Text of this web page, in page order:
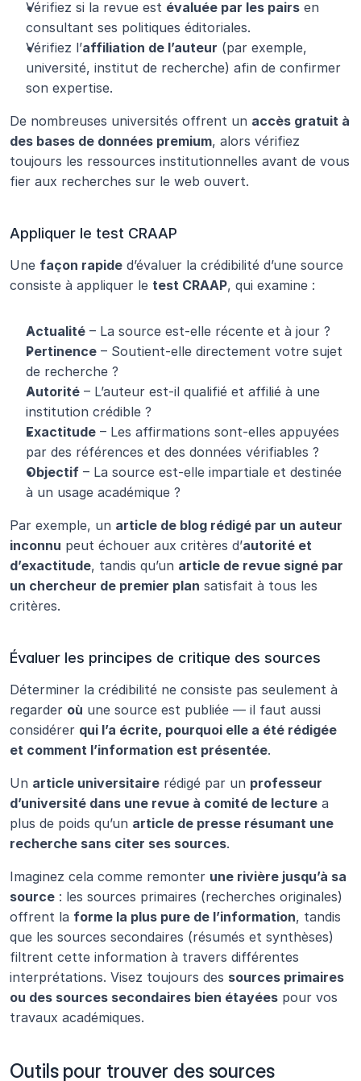
Vérifiez si la revue est évaluée par les pairs en
consultant ses politiques éditoriales.
Vérifiez l’affiliation de l’auteur (par exemple,
université, institut de recherche) afin de confirmer
son expertise.
De nombreuses universités offrent un accès gratuit à
des bases de données premium, alors vérifiez
toujours les ressources institutionnelles avant de vous
fier aux recherches sur le web ouvert.
Appliquer le test CRAAP
Une façon rapide d’évaluer la crédibilité d’une source
consiste à appliquer le test CRAAP, qui examine :
Actualité – La source est-elle récente et à jour ?
Pertinence – Soutient-elle directement votre sujet
de recherche ?
Autorité – L’auteur est-il qualifié et affilié à une
institution crédible ?
Exactitude – Les affirmations sont-elles appuyées
par des références et des données vérifiables ?
Objectif – La source est-elle impartiale et destinée
à un usage académique ?
Par exemple, un article de blog rédigé par un auteur
inconnu peut échouer aux critères d’autorité et
d’exactitude, tandis qu’un article de revue signé par
un chercheur de premier plan satisfait à tous les
critères.
Évaluer les principes de critique des sources
Déterminer la crédibilité ne consiste pas seulement à
regarder où une source est publiée — il faut aussi
considérer qui l’a écrite, pourquoi elle a été rédigée
et comment l’information est présentée.
Un article universitaire rédigé par un professeur
d’université dans une revue à comité de lecture a
plus de poids qu’un article de presse résumant une
recherche sans citer ses sources.
Imaginez cela comme remonter une rivière jusqu’à sa
source : les sources primaires (recherches originales)
offrent la forme la plus pure de l’information, tandis
que les sources secondaires (résumés et synthèses)
filtrent cette information à travers différentes
interprétations. Visez toujours des sources primaires
ou des sources secondaires bien étayées pour vos
travaux académiques.
Outils pour trouver des sources